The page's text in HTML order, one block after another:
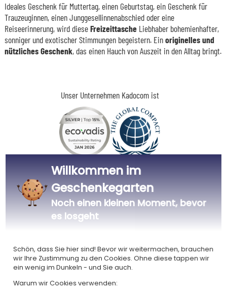
Unser Unternehmen Kadocom ist
Zertifiziert
Ecovadis Silver
Mitglied von
Global Compact
Unsere CSR-Politik|Labels
Dieses Geschenk ist
Ideales Geschenk für Muttertag, einen Geburtstag, ein Geschenk für
Trauzeuginnen, einen Junggesellinnenabschied oder eine
Reiseerinnerung, wird dieseFreizeittascheLiebhaber bohemienhafter,
sonniger und exotischer Stimmungen begeistern. Einoriginelles und
nützliches Geschenk, das einen Hauch von Auszeit in den Alltag bringt.
Willkommen im
Geschenkegarten
Noch einen kleinen Moment, bevor
es losgeht
Schön, dass Sie hier sind! Bevor wir weitermachen, brauchen
wir Ihre Zustimmung zu den Cookies. Ohne diese tappen wir
ein wenig im Dunkeln - und Sie auch.
Warum wir Cookies verwenden: